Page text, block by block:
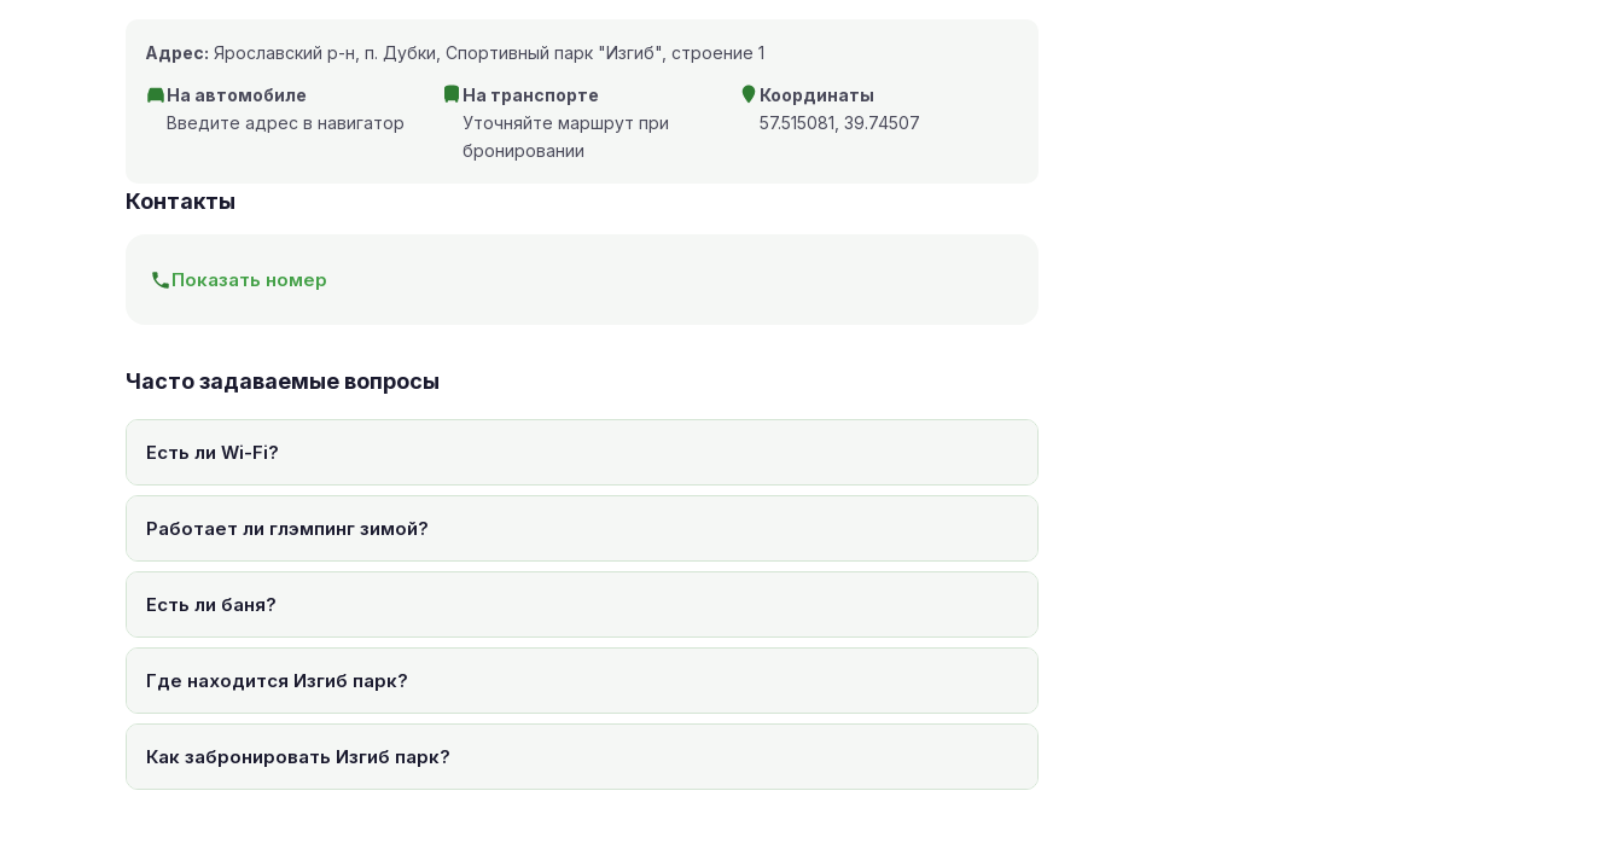
Адрес: Ярославский р-н, п. Дубки, Спортивный парк "Изгиб", строение 1
На автомобиле
Введите адрес в навигатор
На транспорте
Уточняйте маршрут при
бронировании
Координаты
57.515081, 39.74507
Контакты
Показать номер
Часто задаваемые вопросы
Есть ли Wi-Fi?
Работает ли глэмпинг зимой?
Есть ли баня?
Где находится Изгиб парк?
Как забронировать Изгиб парк?